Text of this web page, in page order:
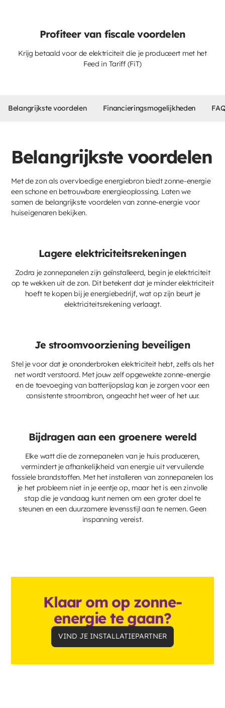
Profiteer van fiscale voordelen
Krijg betaald voor de elektriciteit die je produceert met het
Feed in Tariff (FiT)
Belangrijkste voordelen Financieringsmogelijkheden
Belangrijkste voordelen
Met de zon als overvloedige energiebron biedt zonne-energie
een schone en betrouwbare energieoplossing. Laten we
samen de belangrijkste voordelen van zonne-energie voor
huiseigenaren bekijken.
Lagere elektriciteitsrekeningen
Zodra je zonnepanelen zijn geïnstalleerd, begin je elektriciteit
op te wekken uit de zon. Dit betekent dat je minder elektriciteit
hoeft te kopen bij je energiebedrijf, wat op zijn beurt je
elektriciteitsrekening verlaagt.
Je stroomvoorziening beveiligen
Stel je voor dat je ononderbroken elektriciteit hebt, zelfs als het
net wordt verstoord. Met jouw zelf opgewekte zonne-energie
en de toevoeging van batterijopslag kan je zorgen voor een
consistente stroombron, ongeacht het weer of het uur.
Bijdragen aan een groenere wereld
Elke watt die de zonnepanelen van je huis produceren,
vermindert je afhankelijkheid van energie uit vervuilende
fossiele brandstoffen. Met het installeren van zonnepanelen los
je het probleem niet in je eentje op, maar het is een zinvolle
stap die je vandaag kunt nemen om een groter doel te
steunen en een duurzamere levensstijl aan te nemen. Geen
inspanning vereist.
Klaar om op zonne-
energie te gaan?
VIND JE INSTALLATIEPARTNER